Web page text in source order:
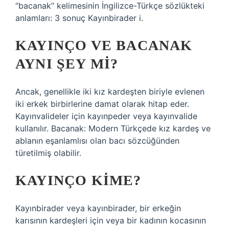
“bacanak” kelimesinin İngilizce-Türkçe sözlükteki
anlamları: 3 sonuç Kayınbirader i.
KAYINÇO VE BACANAK
AYNI ŞEY MI?
Ancak, genellikle iki kız kardeşten biriyle evlenen
iki erkek birbirlerine damat olarak hitap eder.
Kayınvalideler için kayınpeder veya kayınvalide
kullanılır. Bacanak: Modern Türkçede kız kardeş ve
ablanın eşanlamlısı olan bacı sözcüğünden
türetilmiş olabilir.
KAYINÇO KIME?
Kayınbirader veya kayınbirader, bir erkeğin
karısının kardeşleri için veya bir kadının kocasının